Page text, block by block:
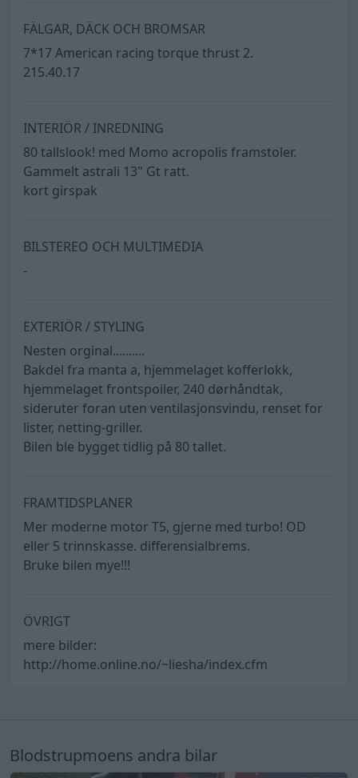
FÄLGAR, DÄCK OCH BROMSAR
7*17 American racing torque thrust 2.
215.40.17
INTERIÖR / INREDNING
80 tallslook! med Momo acropolis framstoler.
Gammelt astrali 13" Gt ratt.
kort girspak
BILSTEREO OCH MULTIMEDIA
-
EXTERIÖR / STYLING
Nesten orginal..........
Bakdel fra manta a, hjemmelaget kofferlokk,
hjemmelaget frontspoiler, 240 dørhåndtak,
sideruter foran uten ventilasjonsvindu, renset for
lister, netting-griller.
Bilen ble bygget tidlig på 80 tallet.
FRAMTIDSPLANER
Mer moderne motor T5, gjerne med turbo! OD
eller 5 trinnskasse. differensialbrems.
Bruke bilen mye!!!
ÖVRIGT
mere bilder:
http://home.online.no/~liesha/index.cfm
Blodstrupmoens andra bilar